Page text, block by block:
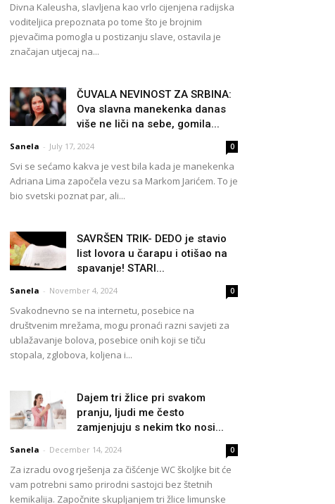
Divna Kaleusha, slavljena kao vrlo cijenjena radijska
voditeljica prepoznata po tome što je brojnim
pjevačima pomogla u postizanju slave, ostavila je
značajan utjecaj na...
ČUVALA NEVINOST ZA SRBINA:
Ova slavna manekenka danas
više ne liči na sebe, gomila...
Sanela - July 17, 2024 0
Svi se sećamo kakva je vest bila kada je manekenka
Adriana Lima započela vezu sa Markom Jarićem. To je
bio svetski poznat par, ali...
SAVRŠEN TRIK- DEDO je stavio
list lovora u čarapu i otišao na
spavanje! STARI...
Sanela - November 4, 2024 0
Svakodnevno se na internetu, posebice na
društvenim mrežama, mogu pronaći razni savjeti za
ublažavanje bolova, posebice onih koji se tiču ​​
stopala, zglobova, koljena i...
Dajem tri žlice pri svakom
pranju, ljudi me često
zamjenjuju s nekim tko nosi...
Sanela - December 14, 2024 0
Za izradu ovog rješenja za čišćenje WC školjke bit će
vam potrebni samo prirodni sastojci bez štetnih
kemikalija. Započnite skupljanjem tri žlice limunske